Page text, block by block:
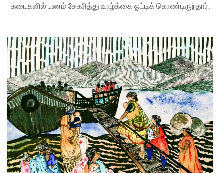
கடைகளில் பணம் சேகரித்து வாழ்க்கை ஓட்டிக் கொண்டிருந்தார்.